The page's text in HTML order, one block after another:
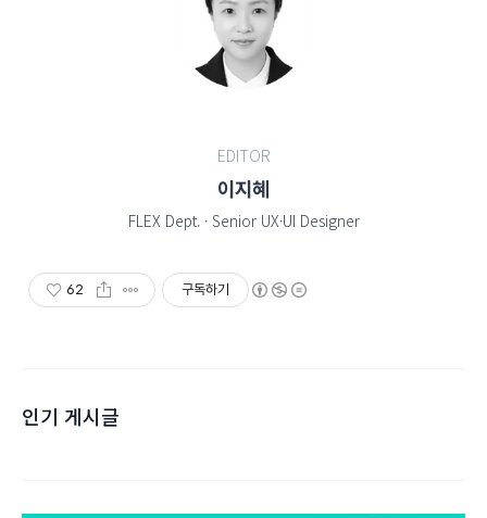
EDITOR
이지혜
FLEX Dept. · Senior UX·UI Designer
62 구독하기
인기 게시글